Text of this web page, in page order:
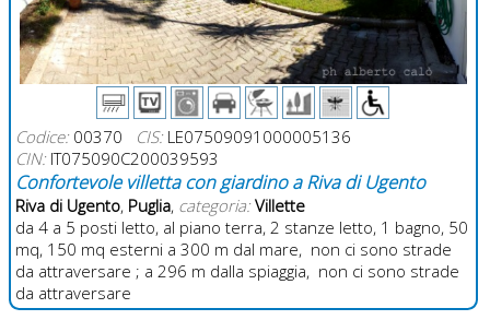
Codice:00370 CIS:LE07509091000005136
CIN:IT075090C200039593
Confortevole villetta con giardino a Riva di Ugento
Riva di Ugento, Puglia, categoria: Villette
da 4 a 5 posti letto, al piano terra, 2 stanze letto, 1 bagno, 50
mq, 150 mq esterni a 300 m dal mare, non ci sono strade
da attraversare ; a 296 m dalla spiaggia, non ci sono strade
da attraversare